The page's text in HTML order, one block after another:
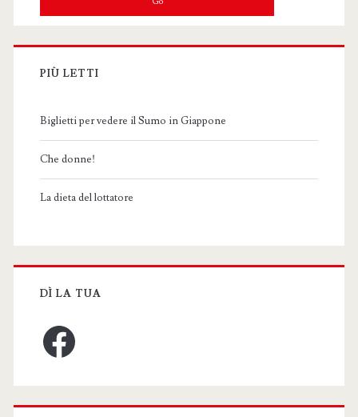
PIÙ LETTI
Biglietti per vedere il Sumo in Giappone
Che donne!
La dieta del lottatore
DÌ LA TUA
Facebook